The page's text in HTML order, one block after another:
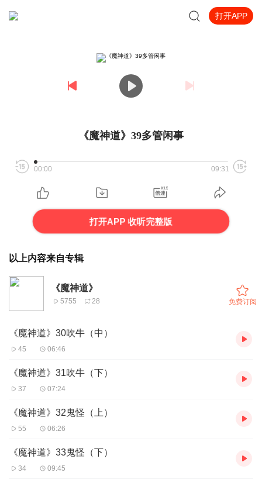
打开APP
《魔神道》39多管闲事
00:00 09:31
打开APP 收听完整版
以上内容来自专辑
《魔神道》
5755 28 免费订阅
《魔神道》30吹牛（中）
45 06:46
《魔神道》31吹牛（下）
37 07:24
《魔神道》32鬼怪（上）
55 06:26
《魔神道》33鬼怪（下）
34 09:45